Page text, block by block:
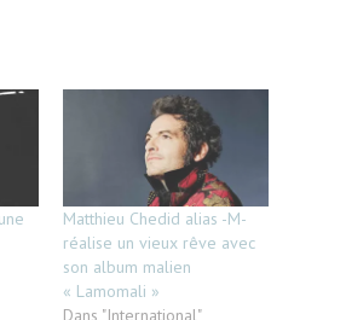
Matthieu Chedid alias -M-
réalise un vieux rêve avec
son album malien
« Lamomali »
Dans "International"